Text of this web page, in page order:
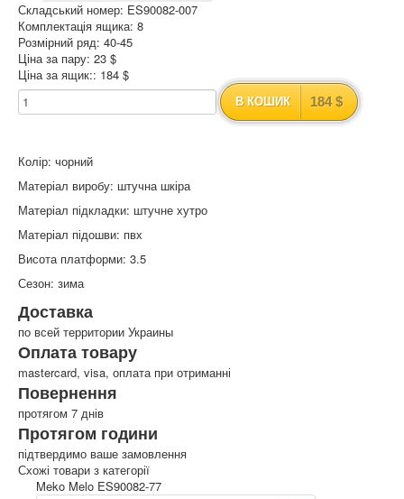
Складський номер: ES90082-007
Комплектація ящика: 8
Розмірний ряд: 40-45
Ціна за пару: 23 $
Ціна за ящик:: 184 $
В КОШИК 184 $
Колір: чорний
Матеріал виробу: штучна шкіра
Матеріал підкладки: штучне хутро
Матеріал підошви: пвх
Висота платформи: 3.5
Сезон: зима
Доставка
по всей территории Украины
Оплата товару
mastercard, visa, оплата при отриманні
Повернення
протягом 7 днів
Протягом години
підтвердимо ваше замовлення
Схожі товари з категорії
Meko Melo ES90082-77